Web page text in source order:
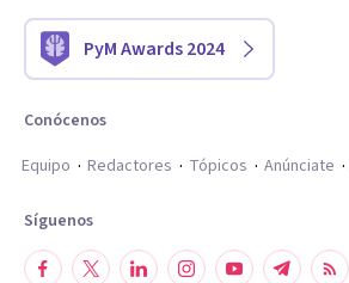
PyM Awards 2024
Conócenos
Equipo
Redactores Tópicos Anúnciate
Síguenos